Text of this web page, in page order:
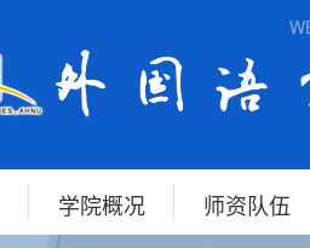
学院概况 师资队伍